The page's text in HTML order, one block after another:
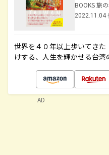
BOOKS 旅
2022.11.04
世界を４０年以上歩いてき
けする、人生を輝かせる台
AD